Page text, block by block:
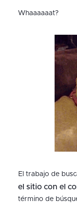
Whaaaaaat?
El trabajo de
el sitio con el
término de